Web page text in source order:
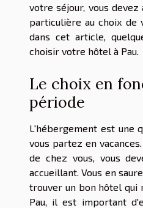
votre séjour, vous
particulière au choix de
dans cet article,
choisir votre hôtel à Pau.
Le choix en
période
L'hébergement est une
vous partez en
de chez vous, vous
accueillant. Vous en
trouver un bon hôtel qui
Pau, il est important